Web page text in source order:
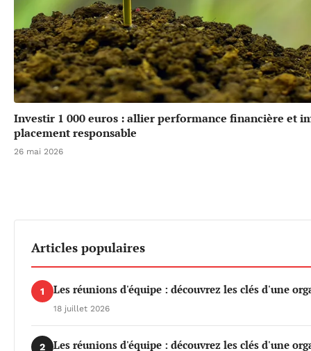
Investir 1 000 euros : allier performance financière et
placement responsable
26 mai 2026
Articles populaires
1 Les réunions d'équipe : découvrez les clés d'une
18 juillet 2026
2 Les réunions d'équipe : découvrez les clés d'une